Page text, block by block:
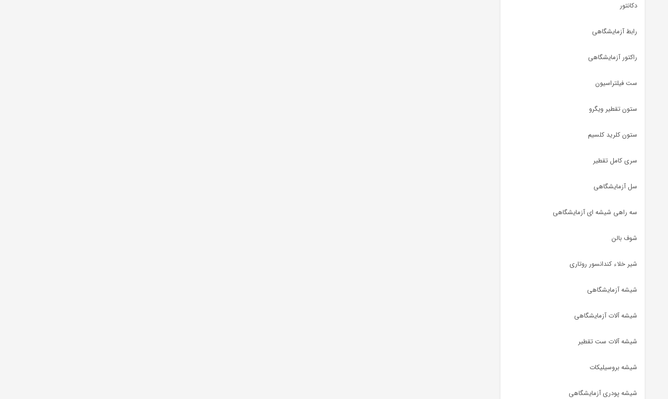
دکانتور
رابط آزمایشگاهی
راکتور آزمایشگاهی
ست فیلتراسیون
ستون تقطیر ویگرو
ستون کلرید کلسیم
سری کامل تقطیر
سل آزمایشگاهی
سه راهی شیشه ای آزمایشگاهی
شوف بالن
شیر خلاء کندانسور روتاری
شیشه آزمایشگاهی
شیشه آلات آزمایشگاهی
شیشه آلات ست تقطیر
شیشه بروسیلیکات
شیشه پودری آزمایشگاهی